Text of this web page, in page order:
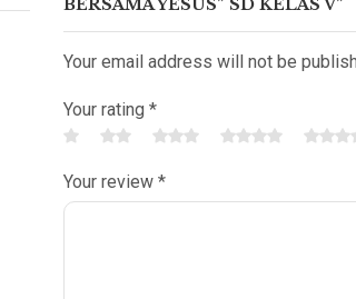
BERSAMA YESUS” SD KELAS V”
Your email address will not be
Your rating *
Your review *